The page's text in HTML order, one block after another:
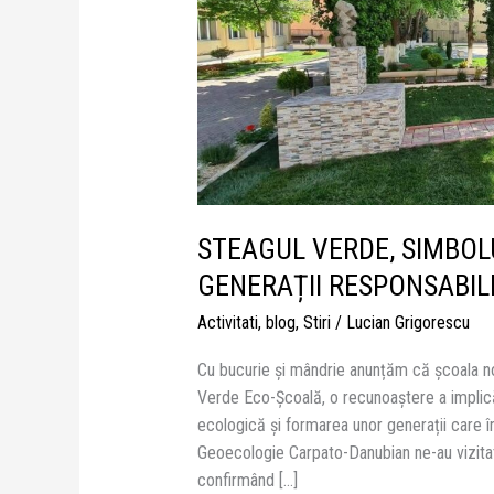
STEAGUL VERDE,
GENERAȚII
Activitati, blog, Stiri/ Lucian Grigorescu
Cu bucurie și mândrie anunțăm că școala
Verde Eco-Școală, o recunoaștere a
ecologică și formarea unor generații care
Geoecologie Carpato-Danubian ne-au
confirmând […]
ȘCOLI
CARE
CREȘTE
GENERAȚII
RESPONSABILE!